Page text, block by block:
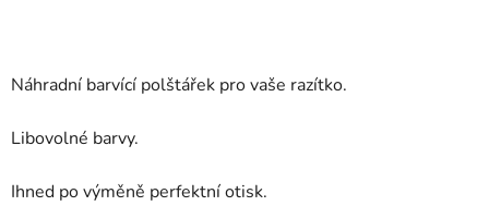
Náhradní barvící polštářek pro vaše razítko.
Libovolné barvy.
Ihned po výměně perfektní otisk.